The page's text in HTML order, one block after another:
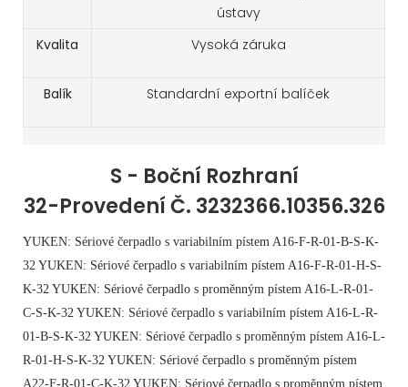
ústavy
Kvalita
Vysoká záruka
Balík Standardní exportní balíček
S - Boční Rozhraní
32-Provedení Č. 3232366.10356.326
YUKEN: Sériové čerpadlo s variabilním pístem A16-F-R-01-B-S-K-
32 YUKEN: Sériové čerpadlo s variabilním pístem A16-F-R-01-H-S-
K-32 YUKEN: Sériové čerpadlo s proměnným pístem A16-L-R-01-
C-S-K-32 YUKEN: Sériové čerpadlo s variabilním pístem A16-L-R-
01-B-S-K-32 YUKEN: Sériové čerpadlo s proměnným pístem A16-L-
R-01-H-S-K-32 YUKEN: Sériové čerpadlo s proměnným pístem
A22-F-R-01-C-K-32 YUKEN: Sériové čerpadlo s proměnným pístem